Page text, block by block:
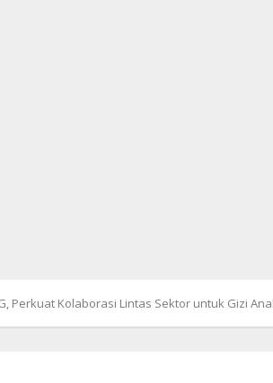
Perkuat Kolaborasi Lintas Sektor untuk Gizi